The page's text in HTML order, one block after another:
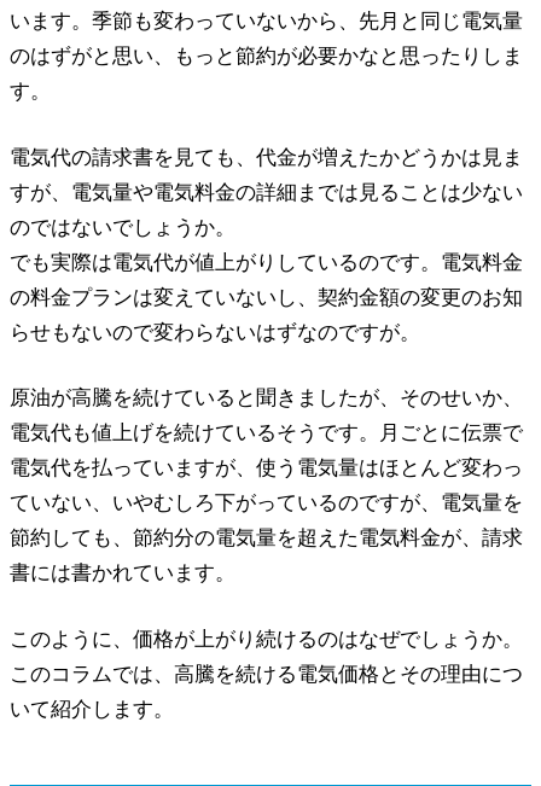
います。季節も変わっていないから、先月と同じ電気量
のはずがと思い、もっと節約が必要かなと思ったりしま
す。
電気代の請求書を見ても、代金が増えたかどうかは見ま
すが、電気量や電気料金の詳細までは見ることは少ない
のではないでしょうか。
でも実際は電気代が値上がりしているのです。電気料金
の料金プランは変えていないし、契約金額の変更のお知
らせもないので変わらないはずなのですが。
原油が高騰を続けていると聞きましたが、そのせいか、
電気代も値上げを続けているそうです。月ごとに伝票で
電気代を払っていますが、使う電気量はほとんど変わっ
ていない、いやむしろ下がっているのですが、電気量を
節約しても、節約分の電気量を超えた電気料金が、請求
書には書かれています。
このように、価格が上がり続けるのはなぜでしょうか。
このコラムでは、高騰を続ける電気価格とその理由につ
いて紹介します。